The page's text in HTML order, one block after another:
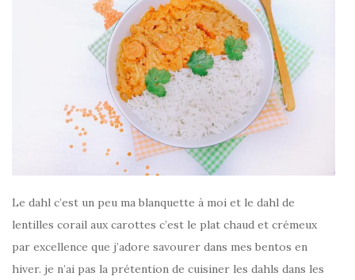
Le dahl c’est un peu ma blanquette à moi et le dahl de
lentilles corail aux carottes c’est le plat chaud et crémeux
par excellence que j’adore savourer dans mes bentos en
hiver. je n’ai pas la prétention de cuisiner les dahls dans les